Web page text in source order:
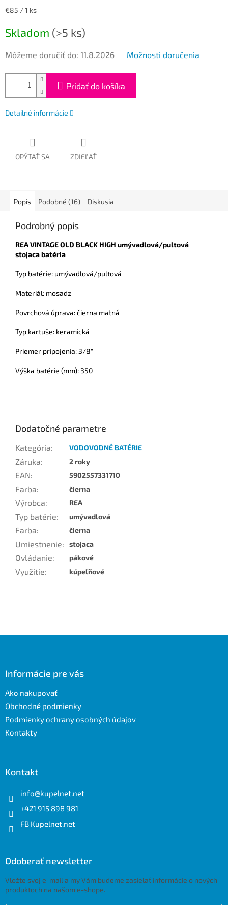
Jednotková
€85 / 1 ks
Skladom (>5 ks)
Môžeme doručiť do: 11.8.2026 Možnosti doručenia
Pridať do košíka
Detailné informácie
OPÝTAŤ SA ZDIEĽAŤ
Popis Podobné (16) Diskusia
Podrobný popis
REA VINTAGE OLD BLACK HIGH umývadlová/pultová
stojaca batéria
Typ batérie: umývadlová/pultová
Materiál: mosadz
Povrchová úprava: čierna matná
Typ kartuše: keramická
Priemer pripojenia: 3/8"
Výška batérie (mm): 350
Dodatočné parametre
Kategória: VODOVODNÉ BATÉRIE
Záruka: 2 roky
EAN: 5902557331710
Farba: čierna
Výrobca: REA
Typ batérie: umývadlová
Farba: čierna
Umiestnenie: stojaca
Ovládanie: pákové
Využitie: kúpeľňové
Informácie pre vás
Ako nakupovať
Obchodné podmienky
Podmienky ochrany osobných údajov
Kontakty
Kontakt
info@kupelnet.net
+421 915 898 981
FB Kupelnet.net
Odoberať newsletter
Vložte svoj e-mail a my Vám budeme zasielať informácie o nových
produktoch na našom e-shope.